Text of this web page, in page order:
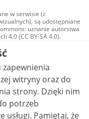
w serwisie (z
są udostępniane
uznanie autorstwa
4.0 (CC BY-SA 4.0).
tym zdjęcia, materiały
na licencji typu
autorstwa użycie
zależnych 4.0 (CC BY-
stwierdzone inaczej.
witryny oraz do
Dzięki nim
potrzeb
że